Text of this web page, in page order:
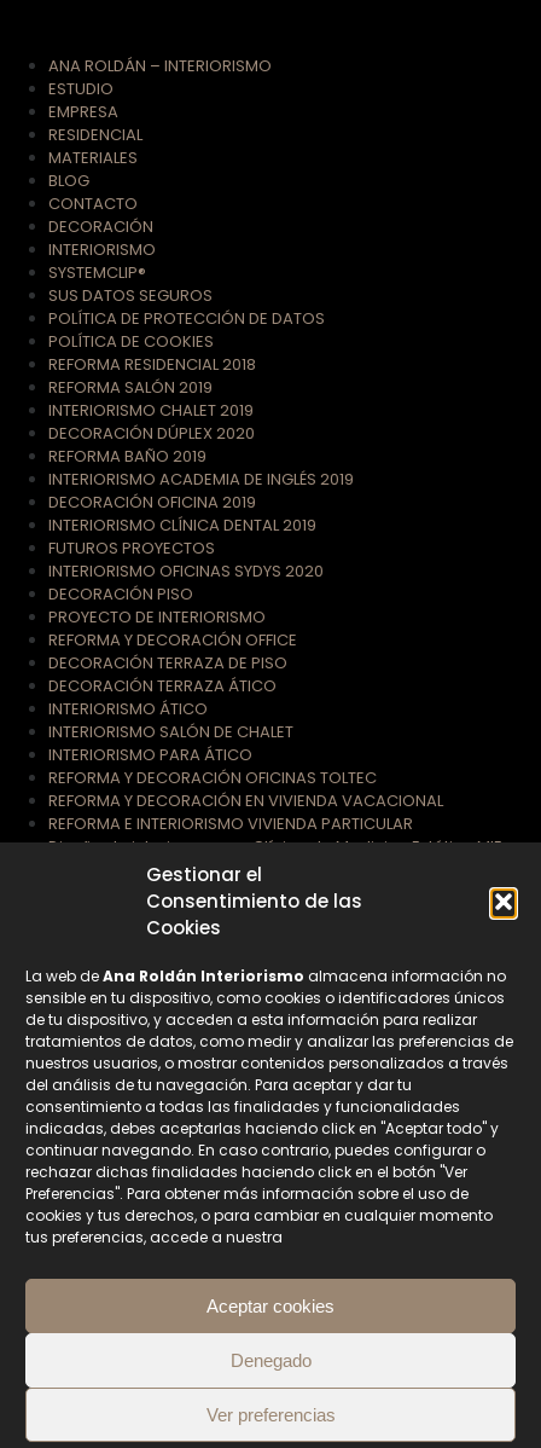
Gestionar el
Consentimiento de las
Cookies
La web deAna Roldán Interiorismo almacena información no
sensible en tu dispositivo, como cookies o identificadores únicos
de tu dispositivo, y acceden a esta información para realizar
tratamientos de datos, como medir y analizar las preferencias de
nuestros usuarios, o mostrar contenidos personalizados a través
del análisis de tu navegación. Para aceptar y dar tu
consentimiento a todas las finalidades y funcionalidades
indicadas, debes aceptarlas haciendo click en "Aceptar todo" y
continuar navegando. En caso contrario, puedes configurar o
rechazar dichas finalidades haciendo click en el botón "Ver
Preferencias". Para obtener más información sobre el uso de
cookies y tus derechos, o para cambiar en cualquier momento
tus preferencias, accede a nuestra
Aceptar cookies
Denegado
Ver preferencias
ANA ROLDÁN – INTERIORISMO
ESTUDIO
EMPRESA
RESIDENCIAL
MATERIALES
BLOG
CONTACTO
DECORACIÓN
INTERIORISMO
SYSTEMCLIP®
SUS DATOS SEGUROS
POLÍTICA DE PROTECCIÓN DE DATOS
POLÍTICA DE COOKIES
REFORMA RESIDENCIAL 2018
REFORMA SALÓN 2019
INTERIORISMO CHALET 2019
DECORACIÓN DÚPLEX 2020
REFORMA BAÑO 2019
INTERIORISMO ACADEMIA DE INGLÉS 2019
DECORACIÓN OFICINA 2019
INTERIORISMO CLÍNICA DENTAL 2019
FUTUROS PROYECTOS
INTERIORISMO OFICINAS SYDYS 2020
DECORACIÓN PISO
PROYECTO DE INTERIORISMO
REFORMA Y DECORACIÓN OFFICE
DECORACIÓN TERRAZA DE PISO
DECORACIÓN TERRAZA ÁTICO
INTERIORISMO ÁTICO
INTERIORISMO SALÓN DE CHALET
INTERIORISMO PARA ÁTICO
REFORMA Y DECORACIÓN OFICINAS TOLTEC
REFORMA Y DECORACIÓN EN VIVIENDA VACACIONAL
REFORMA E INTERIORISMO VIVIENDA PARTICULAR
Diseño de interiores para Clínica de Medicina Estética MIE
Suscríbete a nuestra Newsletter
Nombre
Email
Privacidad
Acepto laPolítica de Protección de Datos.
Sus datos están seguros con nosotros.
No soy un robot
Suscribirse